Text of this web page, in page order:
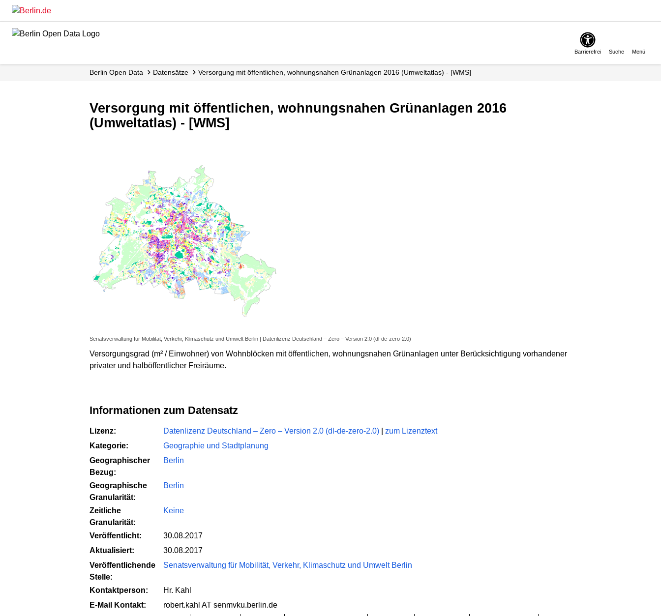
Skip
main
Barrierefrei Suche Menü
Berlin Open Data Datensätze Versorgung mit öffentlichen, wohnungsnahen Grünanlagen 2016 (Umweltatlas) - [WMS]
Versorgung mit öffentlichen, wohnungsnahen Grünanlagen 2016
(Umweltatlas) - [WMS]
Senatsverwaltung für Mobilität, Verkehr, Klimaschutz und Umwelt Berlin | Datenlizenz Deutschland – Zero – Version 2.0 (dl-de-zero-2.0)
Versorgungsgrad (m² / Einwohner) von Wohnblöcken mit öffentlichen, wohnungsnahen Grünanlagen unter Berücksichtigung vorhandener
privater und halböffentlicher Freiräume.
Informationen zum Datensatz
Lizenz: Datenlizenz Deutschland – Zero – Version 2.0 (dl-de-zero-2.0)
zum Lizenztext
Kategorie:
Geographie und Stadtplanung
Geographischer
Bezug:
Berlin
Geographische
Granularität:
Berlin
Zeitliche
Granularität:
Keine
Veröffentlicht:
30.08.2017
Aktualisiert:
30.08.2017
Veröffentlichende
Stelle:
Senatsverwaltung für Mobilität, Verkehr, Klimaschutz und Umwelt Berlin
Kontaktperson:
Hr. Kahl
E-Mail Kontakt:
robert.kahl AT senmvku.berlin.de